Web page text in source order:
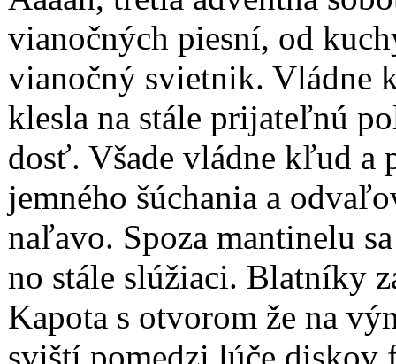
vianočných piesní, od
vianočný svietnik. Vládne
klesla na stále prijateľnú
dosť. Všade vládne kľud a
jemného šúchania a
naľavo. Spoza mantinelu
no stále slúžiaci. Blatníky
Kapota s otvorom že na
sviští pomedzi lúče